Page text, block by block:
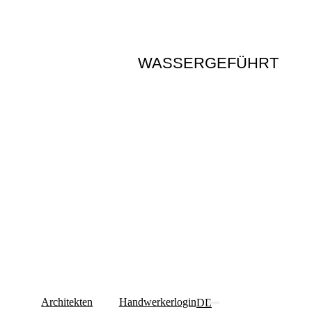
Architekten HandwerkerloginDE
WASSERGEFÜHRT